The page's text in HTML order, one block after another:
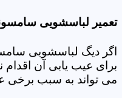
تعمیر لباسشویی
اگر دیگ لباسشویی
برای عیب یابی آن اقدام
می تواند به سبب برخی